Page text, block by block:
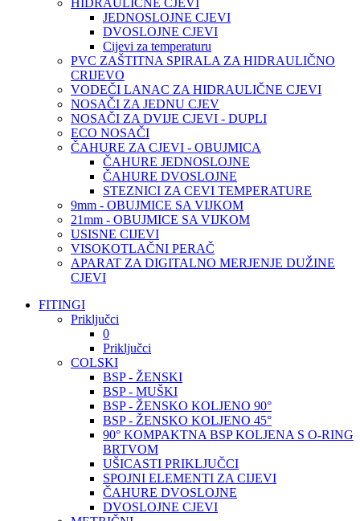
HIDRAULIČNE CJEVI
JEDNOSLOJNE CJEVI
DVOSLOJNE CJEVI
Cijevi za temperaturu
PVC ZAŠTITNA SPIRALA ZA HIDRAULIČNO
CRIJEVO
VODEČI LANAC ZA HIDRAULIČNE CJEVI
NOSAČI ZA JEDNU CJEV
NOSAČI ZA DVIJE CJEVI - DUPLI
ECO NOSAČI
ČAHURE ZA CJEVI - OBUJMICA
ČAHURE JEDNOSLOJNE
ČAHURE DVOSLOJNE
STEZNICI ZA CEVI TEMPERATURE
9mm - OBUJMICE SA VIJKOM
21mm - OBUJMICE SA VIJKOM
USISNE CIJEVI
VISOKOTLAČNI PERAČ
APARAT ZA DIGITALNO MERJENJE DUŽINE
CJEVI
FITINGI
Priključci
0
Priključci
COLSKI
BSP - ŽENSKI
BSP - MUŠKI
BSP - ŽENSKO KOLJENO 90°
BSP - ŽENSKO KOLJENO 45°
90° KOMPAKTNA BSP KOLJENA S O-RING
BRTVOM
UŠICASTI PRIKLJUČCI
SPOJNI ELEMENTI ZA CIJEVI
ČAHURE DVOSLOJNE
DVOSLOJNE CJEVI